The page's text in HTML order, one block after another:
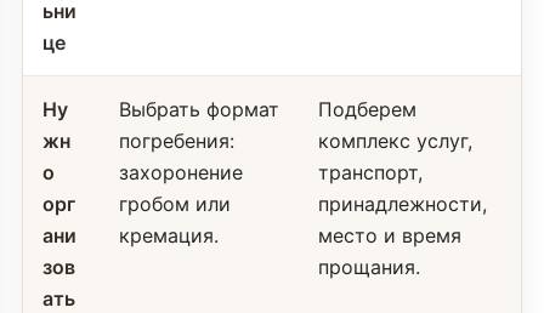
ьни
це
Ну
жн
о
орг
ани
зов
ать
Выбрать формат
погребения:
захоронение
гробом или
кремация.
Подберем
комплекс услуг,
транспорт,
принадлежности,
место и время
прощания.